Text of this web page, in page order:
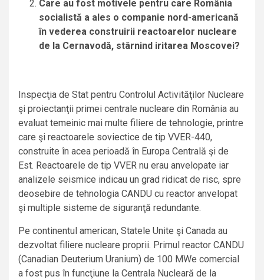
Care au fost motivele pentru care România
socialistă a ales o companie nord-americană
în vederea construirii reactoarelor nucleare
de la Cernavodă, stârnind iritarea Moscovei?
Inspecţia de Stat pentru Controlul Activităţilor Nucleare
şi proiectanţii primei centrale nucleare din România au
evaluat temeinic mai multe filiere de tehnologie, printre
care şi reactoarele soviectice de tip VVER-440,
construite în acea perioadă în Europa Centrală şi de
Est. Reactoarele de tip VVER nu erau anvelopate iar
analizele seismice indicau un grad ridicat de risc, spre
deosebire de tehnologia CANDU cu reactor anvelopat
şi multiple sisteme de siguranţă redundante.
Pe continentul american, Statele Unite şi Canada au
dezvoltat filiere nucleare proprii. Primul reactor CANDU
(Canadian Deuterium Uranium) de 100 MWe comercial
a fost pus în funcţiune la Centrala Nucleară de la